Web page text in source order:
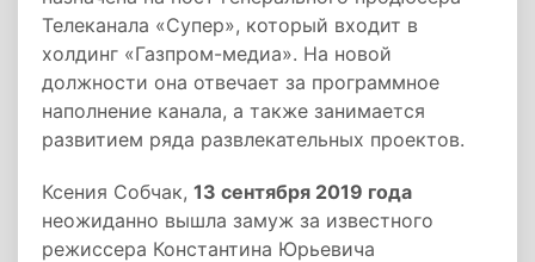
Телеканала «Супер», который входит в
холдинг «Газпром-медиа». На новой
должности она отвечает за программное
наполнение канала, а также занимается
развитием ряда развлекательных проектов.
Ксения Собчак, 13 сентября 2019 года
неожиданно вышла замуж за известного
режиссера Константина Юрьевича